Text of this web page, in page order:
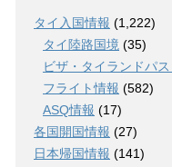
タイ入国情報 (1,222)
タイ陸路国境 (35)
ビザ・タイランドパ
フライト情報 (582)
ASQ情報 (17)
各国開国情報 (27)
日本帰国情報 (141)